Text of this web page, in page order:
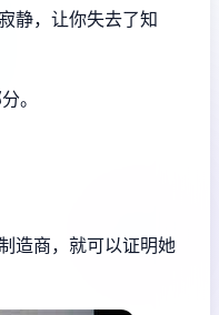
静，让你失去了知
。
造商，就可以证明她